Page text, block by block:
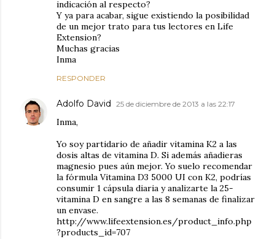
indicación al respecto?
Y ya para acabar, sigue existiendo la posibilidad
de un mejor trato para tus lectores en Life
Extension?
Muchas gracias
Inma
RESPONDER
Adolfo David 25 de diciembre de 2013 a las 22:17
Inma,
Yo soy partidario de añadir vitamina K2 a las
dosis altas de vitamina D. Si además añadieras
magnesio pues aún mejor. Yo suelo recomendar
la fórmula Vitamina D3 5000 UI con K2, podrías
consumir 1 cápsula diaria y analizarte la 25-
vitamina D en sangre a las 8 semanas de finalizar
un envase.
http://www.lifeextension.es/product_info.php
?products_id=707